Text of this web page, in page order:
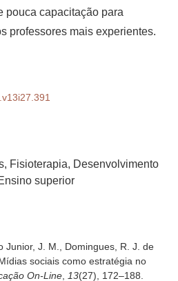
Fisioterapia, Desenvolvimento
superior
Junior, J. M., Domingues, R. J. de
sociais como estratégia no
On-Line, 13(27), 172–188.
pouca capacitação para
professores mais experientes.